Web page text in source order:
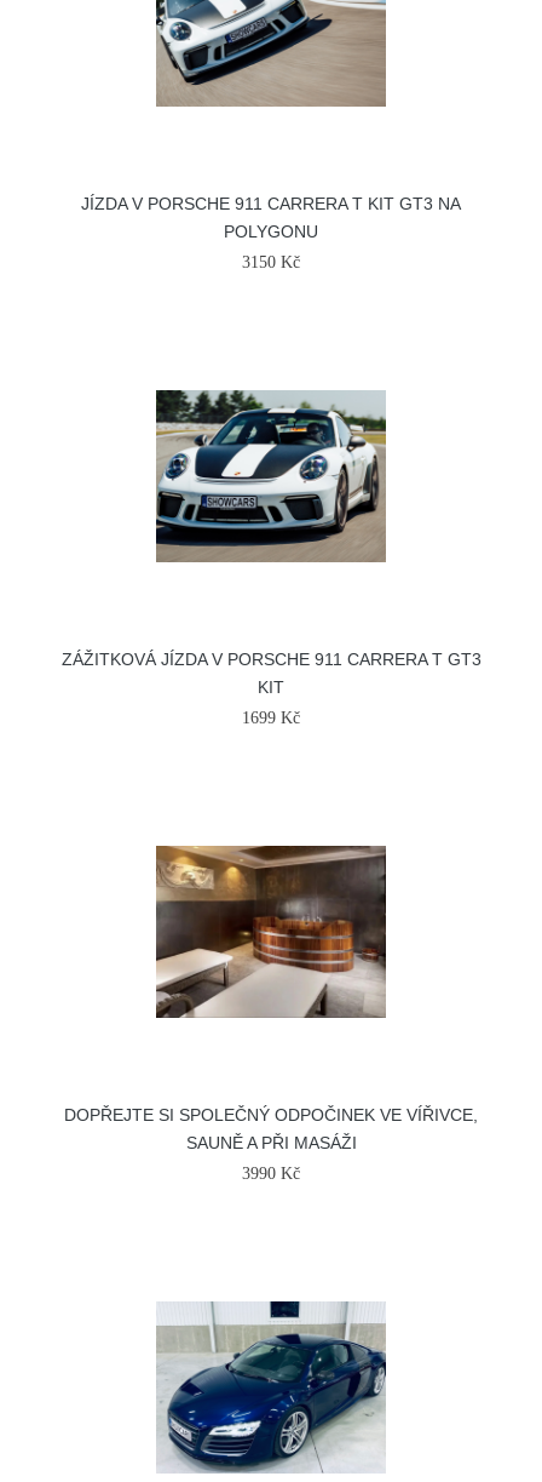
JÍZDA V PORSCHE 911 CARRERA T KIT GT3 NA
POLYGONU
3150 Kč
ZÁŽITKOVÁ JÍZDA V PORSCHE 911 CARRERA T GT3
KIT
1699 Kč
DOPŘEJTE SI SPOLEČNÝ ODPOČINEK VE VÍŘIVCE,
SAUNĚ A PŘI MASÁŽI
3990 Kč